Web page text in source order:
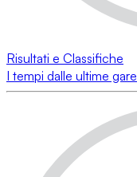
Risultati e Classifiche
I tempi dalle ultime gare